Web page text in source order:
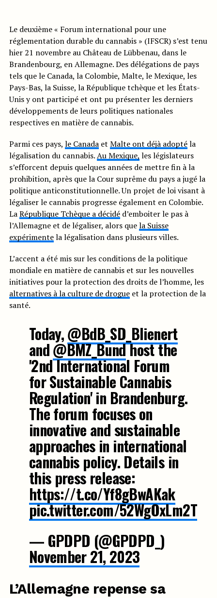
Le deuxième « Forum international pour une
réglementation durable du cannabis » (IFSCR) s’est tenu
hier 21 novembre au Château de Lübbenau, dans le
Brandenbourg, en Allemagne. Des délégations de pays
tels que le Canada, la Colombie, Malte, le Mexique, les
Pays-Bas, la Suisse, la République tchèque et les États-
Unis y ont participé et ont pu présenter les derniers
développements de leurs politiques nationales
respectives en matière de cannabis.
Parmi ces pays, le Canadaet Malte ont déjà adoptéla
légalisation du cannabis.Au Mexique, les législateurs
s’efforcent depuis quelques années de mettre fin à la
prohibition, après que la Cour suprême du pays a jugé la
politique anticonstitutionnelle. Un projet de loi visant à
légaliser le cannabis progresse également en Colombie.
LaRépublique Tchèque a décidéd’emboiter le pas à
l’Allemagne et de légaliser, alors quela Suisse
expérimentela légalisation dans plusieurs villes.
L’accent a été mis sur les conditions de la politique
mondiale en matière de cannabis et sur les nouvelles
initiatives pour la protection des droits de l’homme, les
alternatives à la culture de drogueet la protection de la
santé.
Today,@BdB_SD_Blienert
and@BMZ_Bundhost the
'2nd International Forum
for Sustainable Cannabis
Regulation' in Brandenburg.
The forum focuses on
innovative and sustainable
approaches in international
cannabis policy. Details in
this press release:
https://t.co/Yf8gBwAKak
pic.twitter.com/52WgOxLm2T
— GPDPD (@GPDPD_)
November 21, 2023
L’Allemagne repense sa